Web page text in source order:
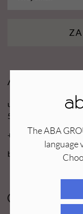
The ABA
language
Aba Group
ul. Robotnicza 70D
53-608 Wrocław
+48 71 727 60 16
bok@e-abagroup.com